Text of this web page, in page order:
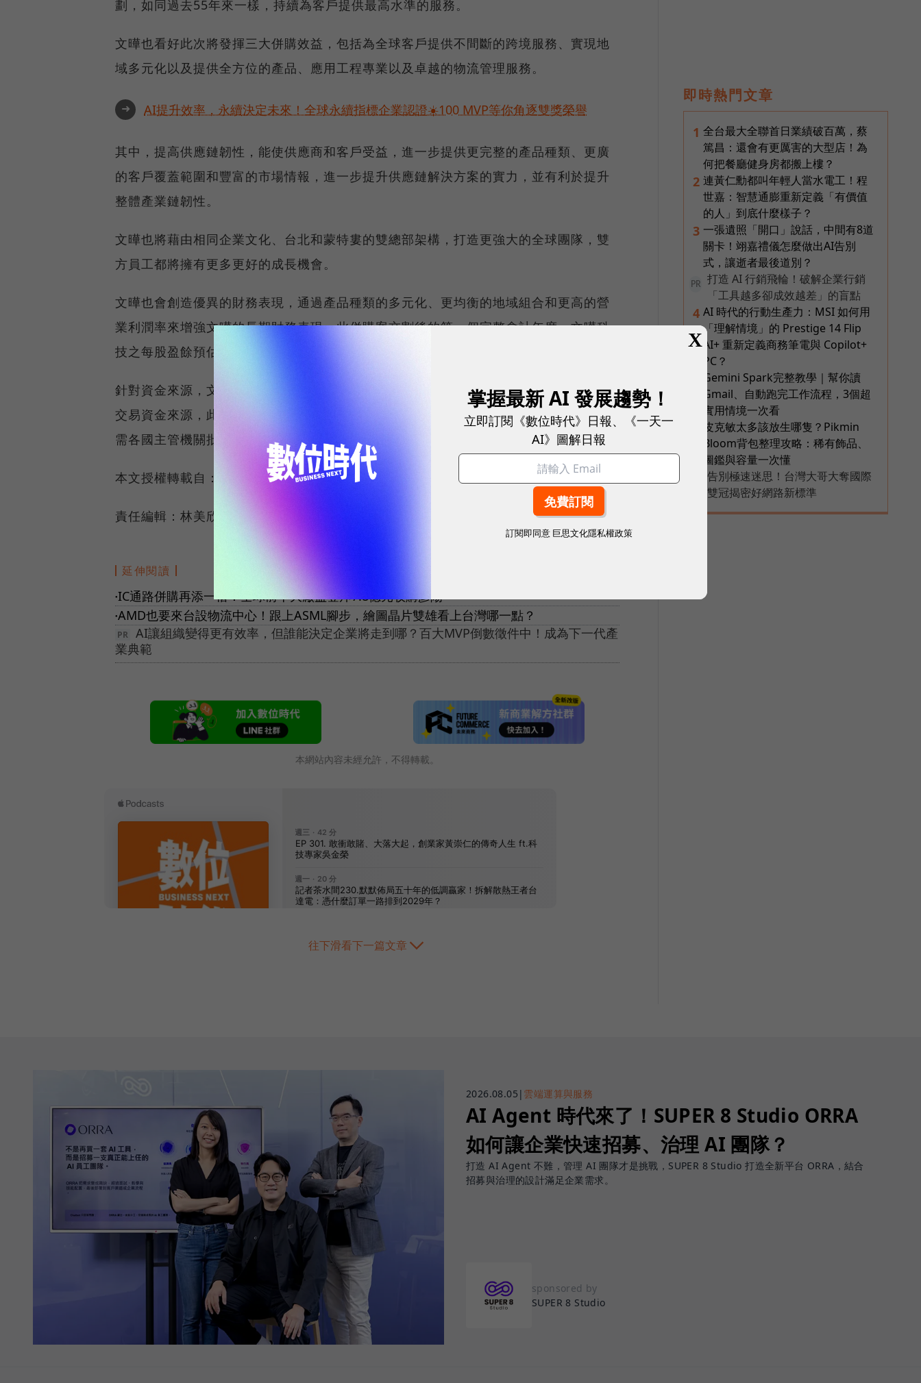
劃，如同過去55年來一樣，持續為客戶提供最高水準的服務。
文曄也看好此次將發揮三大併購效益，包括為全球客戶提供不間斷的跨境服務、實現地
域多元化以及提供全方位的產品、應用工程專業以及卓越的物流管理服務。
➜ AI提升效率，永續決定未來！全球永續指標企業認證☀️100 MVP等你角逐雙獎榮譽
其中，提高供應鏈韌性，能使供應商和客戶受益，進一步提供更完整的產品種類、更廣
的客戶覆蓋範圍和豐富的市場情報，進一步提升供應鏈解決方案的實力，並有利於提升
整體產業鏈韌性。
文曄也將藉由相同企業文化、台北和蒙特婁的雙總部架構，打造更強大的全球團隊，雙
方員工都將擁有更多更好的成長機會。
文曄也會創造優異的財務表現，通過產品種類的多元化、更均衡的地域組合和更高的營
業利潤率來增強文曄的長期財務表現，此併購案交割後的第一個完整會計年度，文曄科
技之每股盈餘預估將立即增加。
針對資金來源，文曄認為，擬使用自有資金和星展銀行(DBS)提供的銀行融資貸款為此次
交易資金來源，此交易已獲得文曄科技董事會以及Future董事會的一致核准，在獲得所
需各國主管機關批准後，預計於2024年上半年完成交割。
本文授權轉載自：
責任編輯：林美欣
延伸閱讀
●IC通路併購再添一樁！全球前十大廠益登斥7.8億元收購彥陽
●AMD也要來台設物流中心！跟上ASML腳步，繪圖晶片雙雄看上台灣哪一點？
AI讓組織變得更有效率，但誰能決定企業將走到哪？百大MVP倒數徵件中！成為下一代產
業典範
本網站內容未經允許，不得轉載。
往下滑看下一篇文章
即時熱門文章
1 全台最大全聯首日業績破百萬，蔡
篤昌：還會有更厲害的大型店！為
何把餐廳健身房都搬上樓？
2 連黃仁勳都叫年輕人當水電工！程
世嘉：智慧通膨重新定義「有價值
的人」到底什麼樣子？
3 一張遺照「開口」說話，中間有8道
關卡！翊嘉禮儀怎麼做出AI告別
式，讓逝者最後道別？
PR
打造 AI 行銷飛輪！破解企業行銷
「工具越多卻成效越差」的盲點
4 AI 時代的行動生產力：MSI 如何用
「理解情境」的 Prestige 14 Flip
AI+ 重新定義商務筆電與 Copilot+
PC？
Gemini Spark完整教學｜幫你讀
Gmail、自動跑完工作流程，3個超
實用情境一次看
皮克敏太多該放生哪隻？Pikmin
Bloom背包整理攻略：稀有飾品、
圖鑑與容量一次懂
告別極速迷思！台灣大哥大奪國際
雙冠揭密好網路新標準
2026.08.05 | 雲端運算與服務
AI Agent 時代來了！SUPER 8 Studio ORRA
如何讓企業快速招募、治理 AI 團隊？
打造 AI Agent 不難，管理 AI 團隊才是挑戰，SUPER 8 Studio 打造全新平台 ORRA，結合
招募與治理的設計滿足企業需求。
sponsored by
SUPER 8 Studio
X
掌握最新 AI 發展趨勢！
立即訂閱《數位時代》日報、《一天一
AI》圖解日報
訂閱即同意 巨思文化隱私權政策